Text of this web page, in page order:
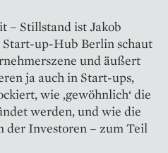
– Stillstand ist Jakob
Start-up-Hub Berlin schaut
und äußert
ja auch in Start-ups,
wie ‚gewöhnlich‘ die
werden, und wie die
der Investoren – zum Teil